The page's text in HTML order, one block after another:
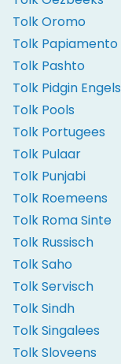
Tolk Oromo
Tolk Papiamento
Tolk Pashto
Tolk Pidgin Engels
Tolk Pools
Tolk Portugees
Tolk Pulaar
Tolk Punjabi
Tolk Roemeens
Tolk Roma Sinte
Tolk Russisch
Tolk Saho
Tolk Servisch
Tolk Sindh
Tolk Singalees
Tolk Sloveens